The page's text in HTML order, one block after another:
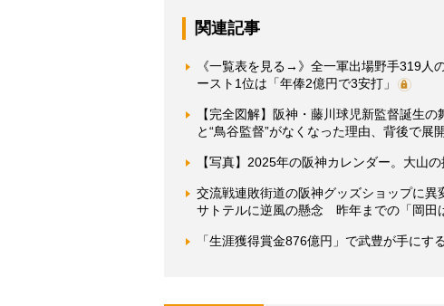
関連記事
《一覧表を見る→》全一軍出場野手319
ースト1位は「年俸2億円で3安打」
【完全図解】阪神・藤川球児新監督誕生
と“鳥谷監督”がなくなった理由、背後で展
【写真】2025年の阪神カレンダー。大山
交流戦連敗街道の阪神グッズショップに
サトテルに逆風の懸念 昨年までの「岡田
「生涯獲得賞金876億円」で武豊が手に